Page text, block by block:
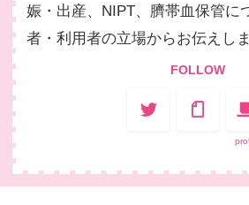
娠・出産、NIPT、臍帯血保管に
者・利用者の立場からお伝えしま
FOLLOW